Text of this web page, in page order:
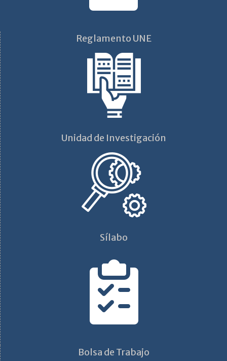
Reglamento UNE
Unidad de Investigación
Sílabo
Bolsa de Trabajo